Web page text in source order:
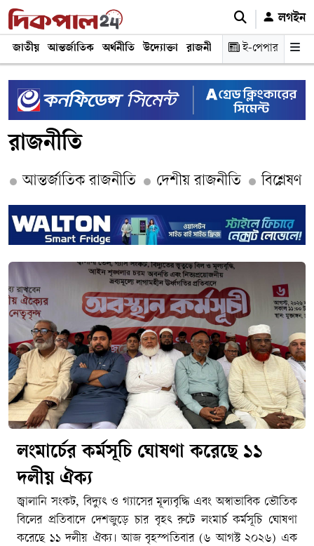
লগইন
জাতীয় আন্তর্জাতিক অর্থনীতি উদ্যোক্তা রাজনীতি শিক্ষা স্বাস্থ্য ও
ই-পেপার
রাজনীতি
আন্তর্জাতিক রাজনীতি দেশীয় রাজনীতি বিশ্লেষণ
লংমার্চের কর্মসূচি ঘোষণা করেছে ১১
দলীয় ঐক্য
জ্বালানি সংকট, বিদ্যুৎ ও গ্যাসের মূল্যবৃদ্ধি এবং অস্বাভাবিক ভৌতিক
বিলের প্রতিবাদে দেশজুড়ে চার বৃহৎ রুটে লংমার্চ কর্মসূচি ঘোষণা
করেছে ১১ দলীয় ঐক্য। আজ বৃহস্পতিবার (৬ আগস্ট ২০২৬) এক